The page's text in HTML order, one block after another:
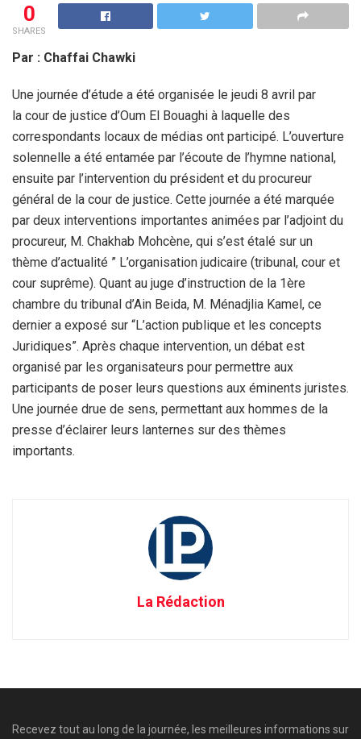
0
SHARES
Par : Chaffai Chawki
Une journée d’étude a été organisée le jeudi 8 avril par
la cour de justice d’Oum El Bouaghi à laquelle des
correspondants locaux de médias ont participé. L’ouverture
solennelle a été entamée par l’écoute de l’hymne national,
ensuite par l’intervention du président et du procureur
général de la cour de justice. Cette journée a été marquée
par deux interventions importantes animées par l’adjoint du
procureur, M. Chakhab Mohcène, qui s’est étalé sur un
thème d’actualité ” L’organisation judicaire (tribunal, cour et
cour suprême). Quant au juge d’instruction de la 1ère
chambre du tribunal d’Ain Beida, M. Ménadjlia Kamel, ce
dernier a exposé sur “L’action publique et les concepts
Juridiques”. Après chaque intervention, un débat est
organisé par les organisateurs pour permettre aux
participants de poser leurs questions aux éminents juristes.
Une journée drue de sens, permettant aux hommes de la
presse d’éclairer leurs lanternes sur des thèmes
importants.
La Rédaction
Recevez tout au long de la journée, les meilleures informations sur